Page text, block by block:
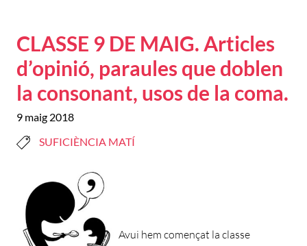
CLASSE 9 DE MAIG. Articles
d’opinió, paraules que doblen
la consonant, usos de la coma.
9 maig 2018
SUFICIÈNCIA MATÍ
Avui hem començat la classe